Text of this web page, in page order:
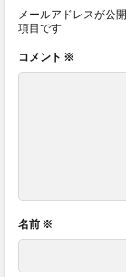
メールアドレスが公
項目です
コメント ※
名前 ※